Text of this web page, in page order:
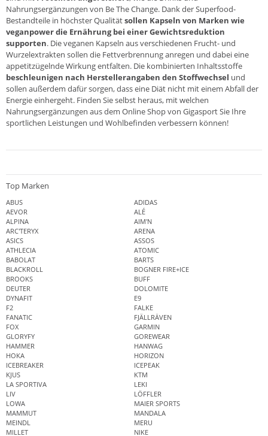
Nahrungsergänzungen von Be The Change. Dank der Superfood-
Bestandteile in höchster Qualitätsollen Kapseln von Marken wie
veganpower die Ernährung bei einer Gewichtsreduktion
supporten. Die veganen Kapseln aus verschiedenen Frucht- und
Wurzelextrakten sollen die Fettverbrennung anregen und dabei eine
appetitzügelnde Wirkung entfalten. Die kombinierten Inhaltsstoffe
beschleunigen nach Herstellerangaben den Stoffwechsel und
sollen außerdem dafür sorgen, dass eine Diät nicht mit einem Abfall der
Energie einhergeht. Finden Sie selbst heraus, mit welchen
Nahrungsergänzungen aus dem Online Shop von GigasportSie Ihre
sportlichen Leistungen und Wohlbefinden verbessern können!
Top Marken
ABUS
ADIDAS
AEVOR
ALÉ
ALPINA
AIM'N
ARC'TERYX
ARENA
ASICS
ASSOS
ATHLECIA
ATOMIC
BABOLAT
BARTS
BLACKROLL
BOGNER FIRE+ICE
BROOKS
BUFF
DEUTER
DOLOMITE
DYNAFIT
E9
F2
FALKE
FANATIC
FJÄLLRÄVEN
FOX
GARMIN
GLORYFY
GOREWEAR
HAMMER
HANWAG
HOKA
HORIZON
ICEBREAKER
ICEPEAK
KJUS
KTM
LA SPORTIVA
LEKI
LIV
LÖFFLER
LOWA
MAIER SPORTS
MAMMUT
MANDALA
MEINDL
MERU
MILLET
NIKE